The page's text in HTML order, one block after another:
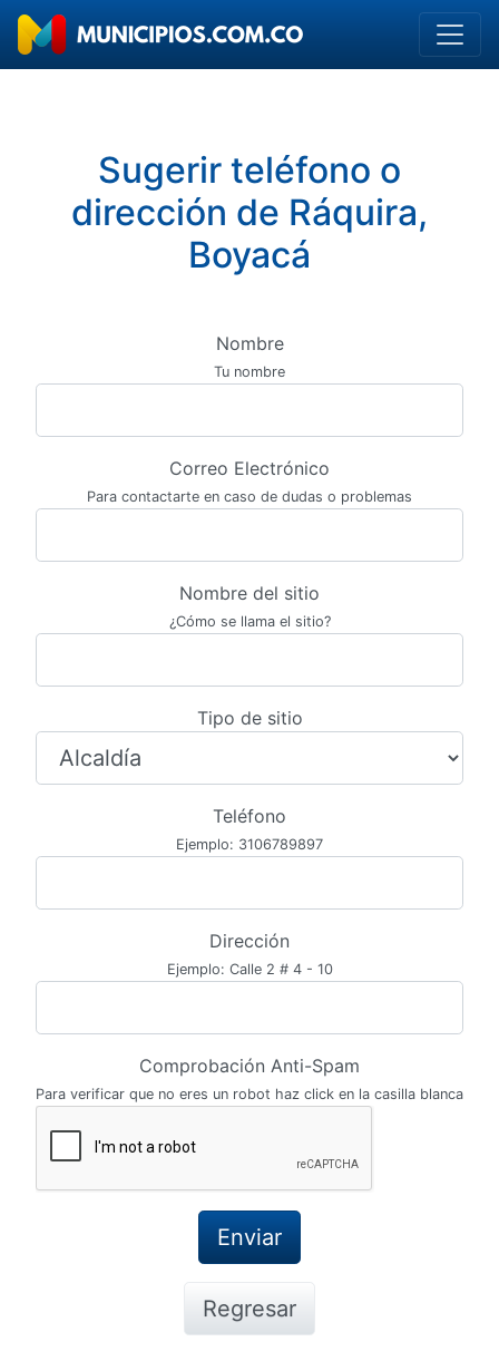
Sugerir teléfono o
dirección de Ráquira,
Boyacá
Nombre
Tu nombre
Correo Electrónico
Para contactarte en caso de dudas o problemas
Nombre del sitio
¿Cómo se llama el sitio?
Tipo de sitio
Teléfono
Ejemplo: 3106789897
Dirección
Ejemplo: Calle 2 # 4 - 10
Comprobación Anti-Spam
Para verificar que no eres un robot haz click en la casilla blanca
Regresar